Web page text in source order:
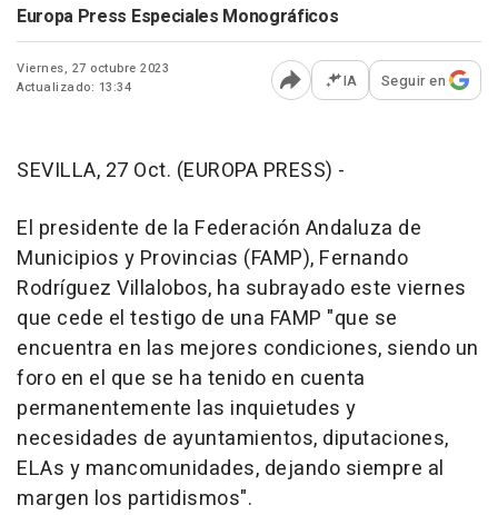
Europa Press Especiales Monográficos
Viernes, 27 octubre 2023
Actualizado: 13:34
Abrir opciones para
IA Seguir en
SEVILLA, 27 Oct. (EUROPA PRESS) -
El presidente de la Federación Andaluza de
Municipios y Provincias (FAMP), Fernando
Rodríguez Villalobos, ha subrayado este viernes
que cede el testigo de una FAMP "que se
encuentra en las mejores condiciones, siendo un
foro en el que se ha tenido en cuenta
permanentemente las inquietudes y
necesidades de ayuntamientos, diputaciones,
ELAs y mancomunidades, dejando siempre al
margen los partidismos".